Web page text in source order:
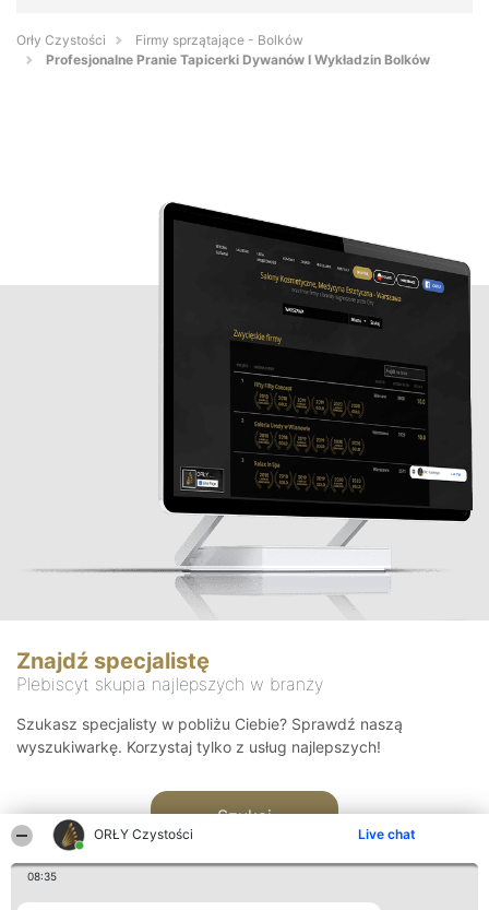
ORŁY Czystości Live chat
08:35
Orły Czystości
Firmy sprzątające - Bolków
Profesjonalne Pranie Tapicerki Dywanów I Wykładzin Bolków
Znajdź specjalistę
Plebiscyt skupia najlepszych w branży
Szukasz specjalisty w pobliżu Ciebie? Sprawdź naszą
wyszukiwarkę. Korzystaj tylko z usług najlepszych!
Szukaj